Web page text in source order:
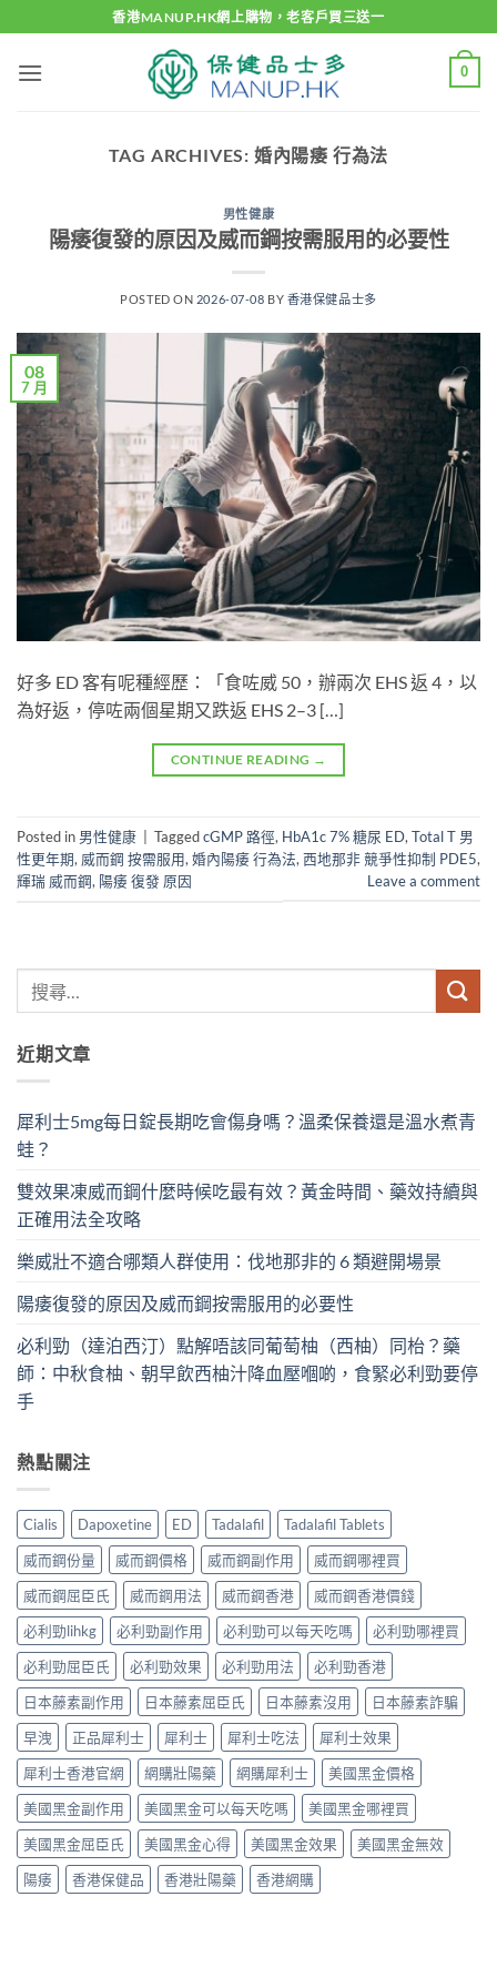
to
content
香港MANUP.HK網上購物，老客戶買三送一
0
TAG ARCHIVES: 婚內陽痿 行為法
男性健康
陽痿復發的原因及威而鋼按需服用的必要性
POSTED ON 2026-07-08 BY 香港保健品士多
08
7 月
好多 ED 客有呢種經歷：「食咗威 50，辦兩次 EHS 返 4，以
為好返，停咗兩個星期又跌返 EHS 2–3 […]
CONTINUE READING →
Posted in 男性健康 TaggedcGMP 路徑, HbA1c 7% 糖尿 ED, Total T 男
性更年期, 威而鋼 按需服用, 婚內陽痿 行為法, 西地那非 競爭性抑制 PDE5,
輝瑞 威而鋼, 陽痿 復發 原因 Leave a comment
近期文章
犀利士5mg每日錠長期吃會傷身嗎？溫柔保養還是溫水煮青
蛙？
雙效果凍威而鋼什麼時候吃最有效？黃金時間、藥效持續與
正確用法全攻略
樂威壯不適合哪類人群使用：伐地那非的 6 類避開場景
陽痿復發的原因及威而鋼按需服用的必要性
必利勁（達泊西汀）點解唔該同葡萄柚（西柚）同枱？藥
師：中秋食柚、朝早飲西柚汁降血壓嗰啲，食緊必利勁要停
手
熱點關注
Cialis Dapoxetine ED Tadalafil
Tadalafil Tablets
威而鋼份量
威而鋼價格 威而鋼副作用
威而鋼哪裡買
威而鋼屈臣氏
威而鋼用法 威而鋼香港
威而鋼香港價錢
必利勁lihkg
必利勁副作用 必利勁可以每天吃嗎
必利勁哪裡買
必利勁屈臣氏
必利勁效果 必利勁用法
必利勁香港
日本藤素副作用
日本藤素屈臣氏 日本藤素沒用
日本藤素詐騙
早洩
正品犀利士 犀利士 犀利士吃法
犀利士效果
犀利士香港官網
網購壯陽藥 網購犀利士
美國黑金價格
美國黑金副作用
美國黑金可以每天吃嗎
美國黑金哪裡買
美國黑金屈臣氏
美國黑金心得 美國黑金效果
美國黑金無效
陽痿
香港保健品 香港壯陽藥 香港網購